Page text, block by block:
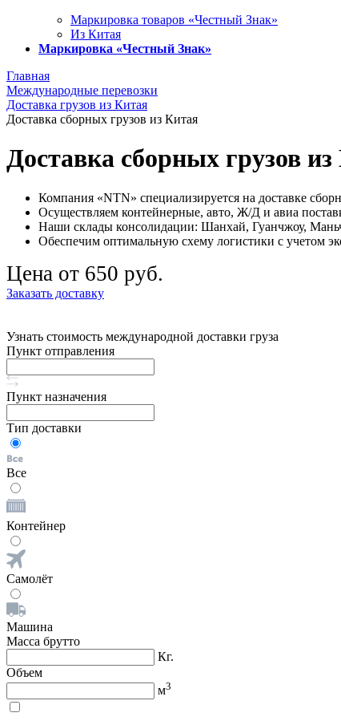
Маркировка товаров «Честный Знак»
Из Китая
Маркировка «Честный Знак»
Главная
Международные перевозки
Доставка грузов из Китая
Доставка сборных грузов из Китая
Доставка сборных грузов
Компания «NTN» специализируется на доставке
Осуществляем контейнерные, авто, Ж/Д и авиа
Наши склады консолидации: Шанхай, Гуанчжоу,
Обеспечим оптимальную схему логистики с учетом
Цена от 650 руб.
Заказать доставку
Узнать стоимость международной доставки груза
Пункт отправления
Пункт назначения
Тип доставки
Все
Контейнер
Самолёт
Машина
Масса брутто
Кг.
Объем
м3